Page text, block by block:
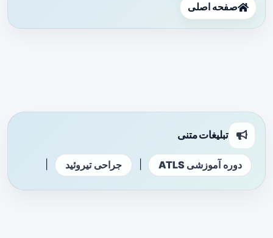
صفحه اصلی
تبلیغات متنی
دوره آموزشی ATLS جراحی تیروئید